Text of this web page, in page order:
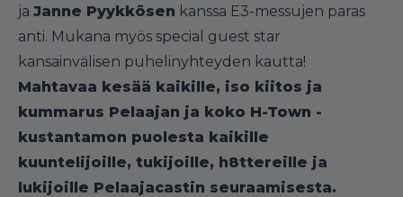
ja Janne Pyykkösen kanssa E3-messujen paras
anti. Mukana myös special guest star
kansainvälisen puhelinyhteyden kautta!
Mahtavaa kesää kaikille, iso kiitos ja
kummarus Pelaajan ja koko H-Town -
kustantamon puolesta kaikille
kuuntelijoille, tukijoille, h8ttereille ja
lukijoille Pelaajacastin seuraamisesta.